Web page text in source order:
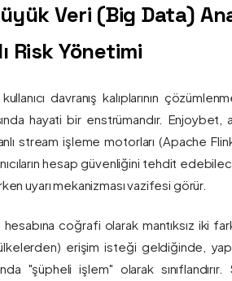
Veri (Big Data)
Risk Yönetimi
davranış kalıplarının
hayati bir enstrümandır. Enjoybet,
stream işleme motorları (Apache Flink
hesap güvenliğini tehdit
uyarı mekanizması vazifesi görür.
hesabına coğrafi olarak mantıksız iki
erişim isteği geldiğinde,
"şüpheli işlem" olarak sınıflandırır.